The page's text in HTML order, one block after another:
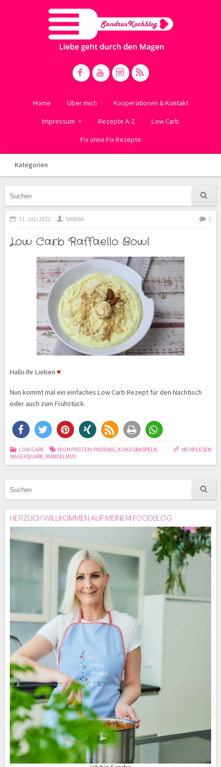
Home Über mich Kooperationen & Kontakt
Impressum Rezepte A-Z Low Carb
Fix ohne Fix Rezepte
Kategorien
31. JULI 2022 SANDRA 1
Low Carb Raffaello Bowl
Hallo Ihr Lieben ♥
Nun kommt mal ein einfaches Low Carb Rezept für den Nachtisch
oder auch zum Frühstück.
MEHR LESEN
LOW CARB HIGH PROTEIN PUDDING, KOKOSRASPELN,
MAGERQUARK, MANDELMUS
HERZLICH WILLKOMMEN AUF MEINEM FOODBLOG